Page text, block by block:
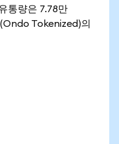
통량은 7.78만
Tokenized)의